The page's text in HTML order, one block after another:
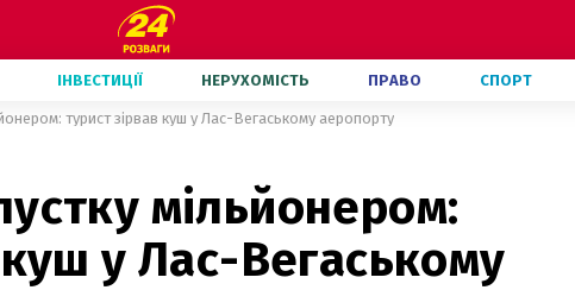
ІНВЕСТИЦІЇ НЕРУХОМІСТЬ ПРАВО СПОРТ
турист зірвав куш у Лас-Вегаському аеропорту
мільйонером:
куш у Лас-Вегаському